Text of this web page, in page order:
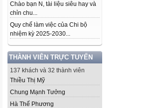
Chào bạn N, tài liệu siêu hay và
chỉn chu...
Quy chế làm việc của Chi bộ
nhiệm kỳ 2025-2030...
THÀNH VIÊN TRỰC TUYẾN
137 khách và 32 thành viên
Thiều Thị Mỹ
Chung Mạnh Tưởng
Hà Thế Phương